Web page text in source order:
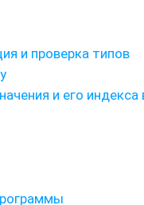
и проверка типов
и его индекса